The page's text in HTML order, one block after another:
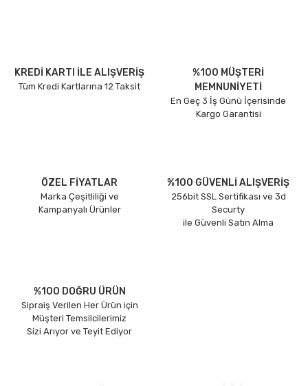
KREDİ KARTI İLE ALIŞVERİŞ
Tüm Kredi Kartlarına 12 Taksit
%100 MÜŞTERİ
MEMNUNİYETİ
En Geç 3 İş Günü İçerisinde
Kargo Garantisi
ÖZEL FİYATLAR
Marka Çeşitliliği ve
Kampanyalı Ürünler
%100 GÜVENLİ ALIŞVERİŞ
256bit SSL Sertifikası ve 3d
Securty
ile Güvenli Satın Alma
%100 DOĞRU ÜRÜN
Sipraiş Verilen Her Ürün için
Müşteri Temsilcilerimiz
Sizi Arıyor ve Teyit Ediyor